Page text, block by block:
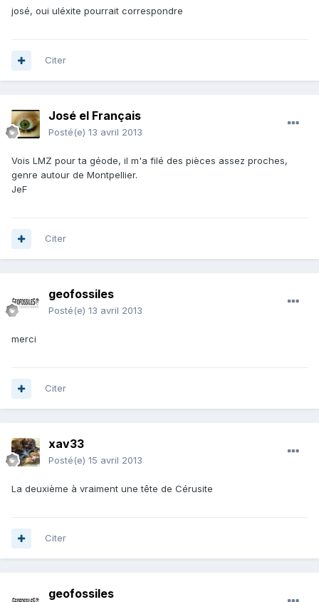
josé, oui uléxite pourrait correspondre
Citer
José el Français
Posté(e) 13 avril 2013
Vois LMZ pour ta géode, il m'a filé des pièces assez proches,
genre autour de Montpellier.
JeF
Citer
geofossiles
Posté(e) 13 avril 2013
merci
Citer
xav33
Posté(e) 15 avril 2013
La deuxième à vraiment une tête de Cérusite
Citer
geofossiles